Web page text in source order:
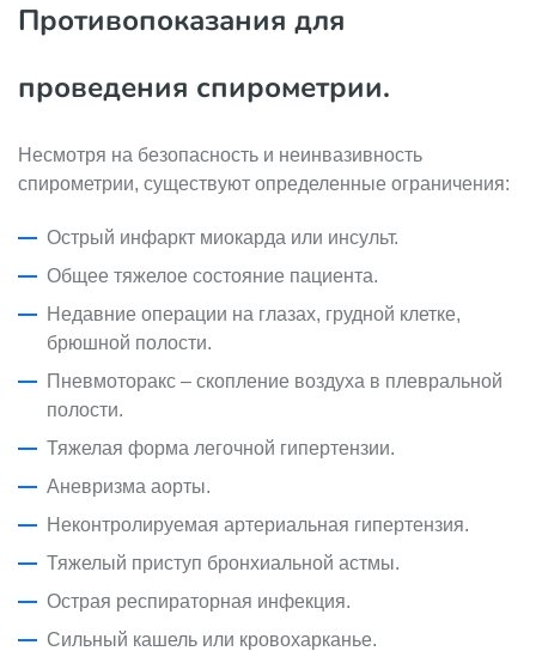
Противопоказания для
проведения спирометрии.
Несмотря на безопасность и неинвазивность
спирометрии, существуют определенные ограничения:
Острый инфаркт миокарда или инсульт.
Общее тяжелое состояние пациента.
Недавние операции на глазах, грудной клетке,
брюшной полости.
Пневмоторакс – скопление воздуха в плевральной
полости.
Тяжелая форма легочной гипертензии.
Аневризма аорты.
Неконтролируемая артериальная гипертензия.
Тяжелый приступ бронхиальной астмы.
Острая респираторная инфекция.
Сильный кашель или кровохарканье.